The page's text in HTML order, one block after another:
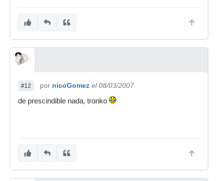
#12 por nicoGomez el 08/03/2007
de prescindible nada, tronko